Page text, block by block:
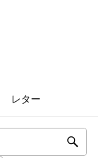
レター